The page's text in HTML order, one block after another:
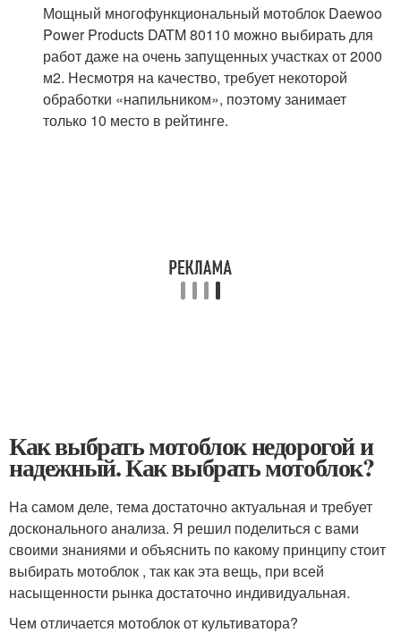
Мощный многофункциональный мотоблок Daewoo
Power Products DATM 80110 можно выбирать для
работ даже на очень запущенных участках от 2000
м2. Несмотря на качество, требует некоторой
обработки «напильником», поэтому занимает
только 10 место в рейтинге.
Как выбрать мотоблок недорогой и
надежный. Как выбрать мотоблок?
На самом деле, тема достаточно актуальная и требует
досконального анализа. Я решил поделиться с вами
своими знаниями и объяснить по какому принципу стоит
выбирать мотоблок , так как эта вещь, при всей
насыщенности рынка достаточно индивидуальная.
Чем отличается мотоблок от культиватора?